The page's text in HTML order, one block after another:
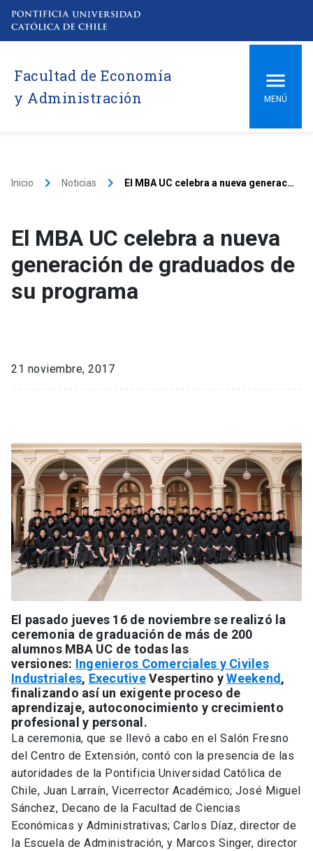
Facultad de Economía
y Administración
MENÚ
Inicio keyboard_arrow_right Noticias keyboard_arrow_right El MBA UC celebra a nueva generación de graduados de su programa
El MBA UC celebra a nueva
generación de graduados de
su programa
21 noviembre, 2017
El pasado jueves 16 de noviembre se realizó la
ceremonia de graduación de más de 200
alumnos MBA UC de todas las
versiones: Ingenieros Comerciales y Civiles
Industriales, ExecutiveVespertino yWeekend,
finalizando así un exigente proceso de
aprendizaje, autoconocimiento y crecimiento
profesional y personal.
La ceremonia, que se llevó a cabo en el Salón Fresno
del Centro de Extensión, contó con la presencia de las
autoridades de la Pontificia Universidad Católica de
Chile, Juan Larraín, Vicerrector Académico; José Miguel
Sánchez, Decano de la Facultad de Ciencias
Económicas y Administrativas; Carlos Díaz, director de
la Escuela de Administración, y Marcos Singer, director